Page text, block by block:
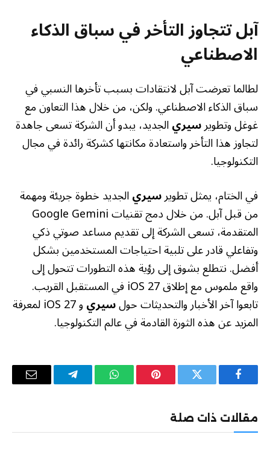
آبل تتجاوز التأخر في سباق الذكاء
الاصطناعي
لطالما تعرضت آبل لانتقادات بسبب تأخرها النسبي في
سباق الذكاء الاصطناعي. ولكن، من خلال هذا التعاون مع
غوغل وتطويرسيريالجديد، يبدو أن الشركة تسعى جاهدة
لتجاوز هذا التأخر واستعادة مكانتها كشركة رائدة في مجال
التكنولوجيا.
في الختام، يمثل تطويرسيريالجديد خطوة جريئة ومهمة
من قبل آبل. من خلال دمج تقنيات Google Gemini
المتقدمة، تسعى الشركة إلى تقديم مساعد صوتي ذكي
وتفاعلي قادر على تلبية احتياجات المستخدمين بشكل
أفضل. نتطلع بشوق إلى رؤية هذه التطورات تتحول إلى
واقع ملموس مع إطلاق iOS 27 في المستقبل القريب.
تابعوا آخر الأخبار والتحديثات حولسيري و iOS 27 لمعرفة
المزيد عن هذه الثورة القادمة في عالم التكنولوجيا.
فيسبوك تويتر بينتيريستواتساب تيلقرام
البريد
مقالات ذات صلة